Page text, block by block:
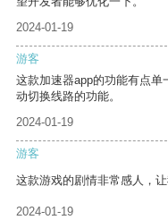
2024-01-19
游客
这款加速器app的功能有点单
动切换线路的功能。
2024-01-19
游客
这款游戏的剧情非常感人，让
2024-01-19